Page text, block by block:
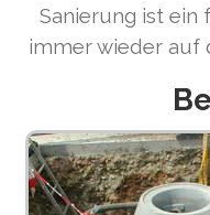
Sanierung ist ein
immer wieder auf